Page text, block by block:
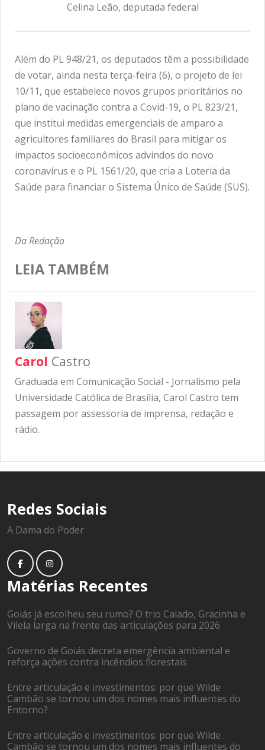
Celina Leão, deputada federal
Além do PL 948/21, os deputados têm a possibilidade
de votar, ainda nesta terça-feira (6), o projeto de lei
10/11, que estabelece novos grupos prioritários no
plano de vacinação contra a Covid-19, o PL 823/21,
que institui medidas emergenciais de amparo a
agricultores familiares do Brasil para mitigar os
impactos socioeconômicos advindos do novo
coronavírus e o PL 1561/20, que cria a Loteria da
Saúde para financiar o Sistema Único de Saúde (SUS).
Da Redação
LEIA TAMBÉM
Carol Castro
Graduada em Comunicação Social - Jornalismo pela
Universidade Católica de Brasília, Carol Castro tem
passagem por assessoria de imprensa, redação e
rádio.
Redes Sociais
A Dama do Poder
Matérias Recentes
Goiás já escolheu seu rumo? O trio Caiado, Gracinha e
Vilela larga na frente das articulações para 2026
Governo de Goiás decreta emergência ambiental e
reforça ações contra incêndios florestais
Entre articulação e investimentos: por que Wilde
Cambão se tornou um dos nomes mais influentes do
Entorno?
Entre articulação e investimentos: por que Wilde
Cambão se tornou um dos nomes mais influentes do